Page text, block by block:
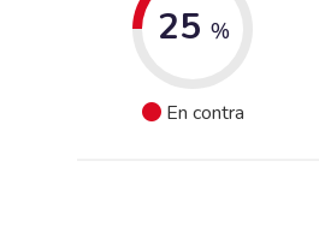
25 %
En contra